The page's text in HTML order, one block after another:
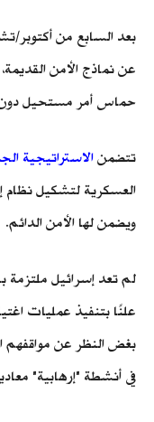
بعد السابع من أكتوبر/
عن نماذج الأمن
حماس أمر مستحيل دون
تتضمن الاستراتيجية
العسكرية لتشكيل
ويضمن لها الأمن الدائم.
لم تعد إسرائيل ملتزمة
علنًا بتنفيذ عمليات
بغض النظر عن مواقفهم
في أنشطة "إرهابية"